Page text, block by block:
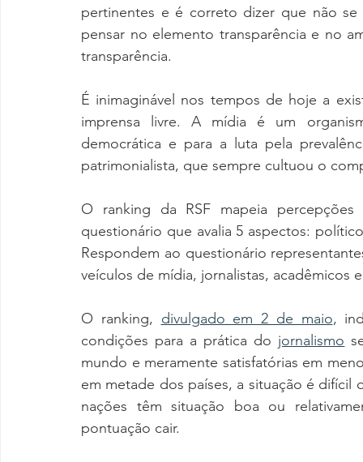
pertinentes e é correto dizer que não
pensar no elemento transparência e no
transparência.
É inimaginável nos tempos de hoje a
imprensa livre. A mídia é um
democrática e para a luta pela
patrimonialista, que sempre cultuou o
O ranking da RSF mapeia
questionário que avalia 5 aspectos:
Respondem ao questionário
veículos de mídia, jornalistas, acadêmicos
O ranking, divulgado em 2 de maio,
condições para a prática do jornalismo
mundo e meramente satisfatórias em
em metade dos países, a situação é
nações têm situação boa ou
pontuação cair.